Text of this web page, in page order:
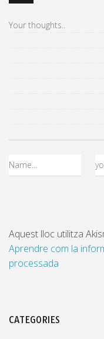
Aquest lloc utilitza
Aprendre com la
processada
CATEGORIES